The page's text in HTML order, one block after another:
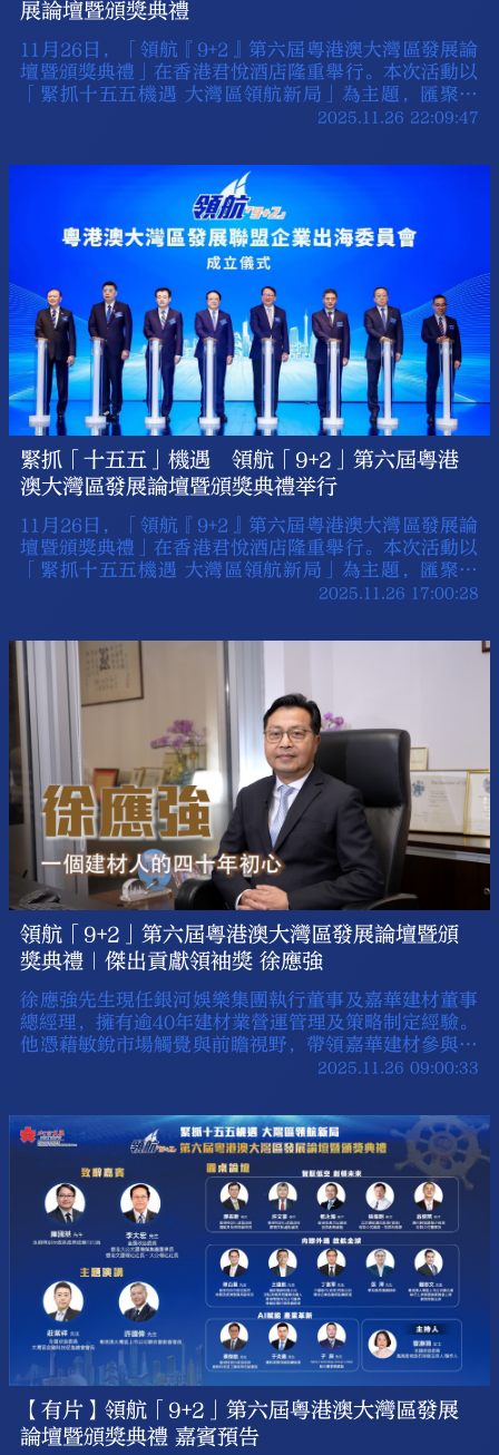
展論壇暨頒獎典禮
11月26日，「領航『9+2』第六屆粵港澳大灣區發展論
壇暨頒獎典禮」在香港君悅酒店隆重舉行。本次活動以
「緊抓十五五機遇 大灣區領航新局」為主題，匯聚政
府、金融、科技及產業界代表，旨在分享灣區建設新成
建設作出貢獻的優秀企業、團體及個人，共同推動區域
高質量融合與創新發展。
2025.11.26 22:09:47
緊抓「十五五」機遇 領航「9+2」第六屆粵港
澳大灣區發展論壇暨頒獎典禮举行
11月26日，「領航『9+2』第六屆粵港澳大灣區發展論
壇暨頒獎典禮」在香港君悅酒店隆重舉行。本次活動以
「緊抓十五五機遇 大灣區領航新局」為主題，匯聚政
府、金融、科技及產業界代表，旨在分享灣區建設新成
建設作出貢獻的優秀企業、團體及個人，共同推動區域
高質量融合與創新發展。
2025.11.26 17:00:28
領航「9+2」第六屆粵港澳大灣區發展論壇暨頒
獎典禮｜傑出貢獻領袖獎 徐應強
徐應強先生現任銀河娛樂集團執行董事及嘉華建材董事
總經理，擁有逾40年建材業營運管理及策略制定經驗。
他憑藉敏銳市場觸覺與前瞻視野，帶領嘉華建材參與香
港國際機場跑道、港珠澳大橋、及澳門新城A區等標誌
2025.11.26 09:00:33
【有片】領航「9+2」第六屆粵港澳大灣區發展
論壇暨頒獎典禮 嘉賓預告